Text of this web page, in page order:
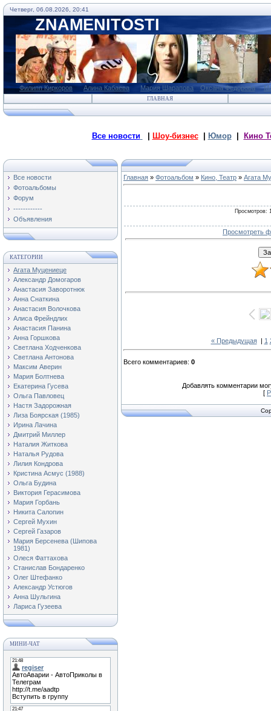
Четверг, 06.08.2026, 20:41
ZNAMENITOSTI
Филипп Киркоров Алина Кабаева Мария Шарапова Оксана Федорова
ГЛАВНАЯ
Все новости Шоу-бизнес| Юмор| Кино
Все новости
Фотоальбомы
Форум
------------
Объявления
КАТЕГОРИИ
Агата Муцениеце
Александр Домогаров
Анастасия Заворотнюк
Анна Снаткина
Анастасия Волочкова
Алиса Фрейндлих
Анастасия Панина
Анна Горшкова
Светлана Ходченкова
Светлана Антонова
Максим Аверин
Мария Болтнева
Екатерина Гусева
Ольга Павловец
Настя Задорожная
Лиза Боярская (1985)
Ирина Лачина
Дмитрий Миллер
Наталия Житкова
Наталья Рудова
Лилия Кондрова
Кристина Асмус (1988)
Ольга Будина
Виктория Герасимова
Мария Горбань
Никита Салопин
Сергей Мухин
Сергей Газаров
Мария Берсенева (Шипова
1981)
Олеся Фаттахова
Станислав Бондаренко
Олег Штефанко
Александр Устюгов
Анна Шульгина
Лариса Гузеева
МИНИ-ЧАТ
Главная » Фотоальбом » Кино, Театр » Агата
Просмотров:
Просмотреть
« Предыдущая| 1
Всего комментариев: 0
Добавлять комментарии
[